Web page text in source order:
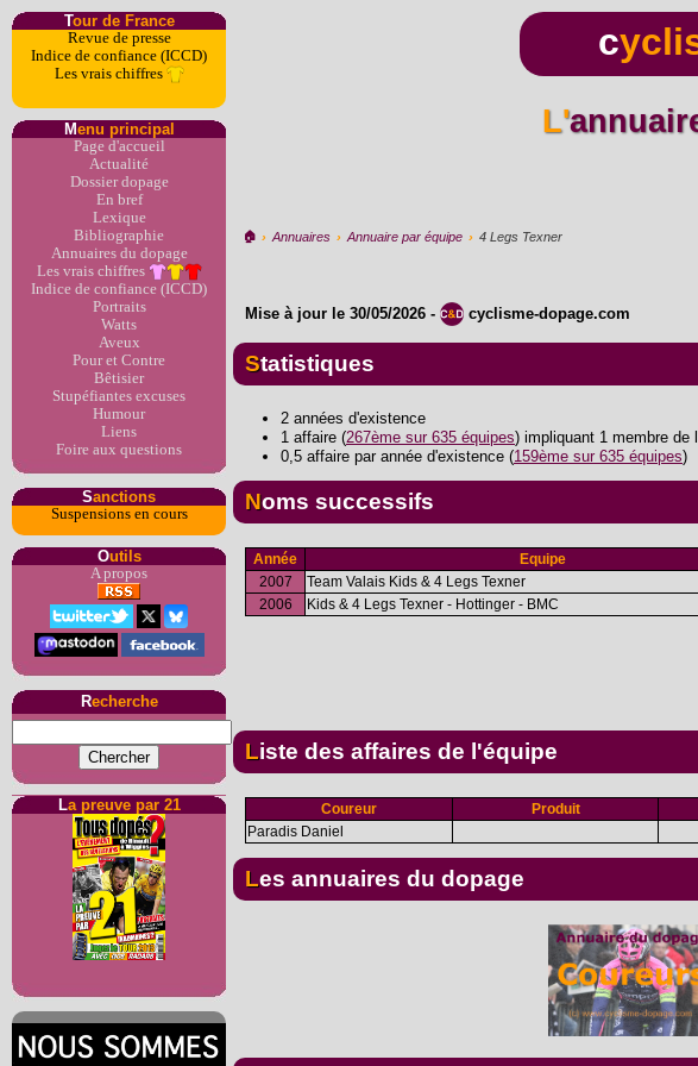
Tour de France
Revue de presse
Indice de confiance (ICCD)
Les vrais chiffres
Menu principal
Page d'accueil
Actualité
Dossier dopage
En bref
Lexique
Bibliographie
Annuaires du dopage
Les vrais chiffres
Indice de confiance (ICCD)
Portraits
Watts
Aveux
Pour et Contre
Bêtisier
Stupéfiantes excuses
Humour
Liens
Foire aux questions
Sanctions
Suspensions en cours
Outils
A propos
Recherche
La preuve par 21
c
🏠︎ › Annuaires › Annuaire par équipe › 4 Legs Texner
Mise à jour le 30/05/2026 - cyclisme-dopage.com
Statistiques
2 années d'existence
1 affaire (267ème sur 635 équipes) impliquant 1 membre de
0,5 affaire par année d'existence (159ème sur 635 équipes)
Noms successifs
Année Equipe
2007
Team Valais Kids & 4 Legs Texner
2006
Kids & 4 Legs Texner - Hottinger - BMC
Liste des affaires de l'équipe
Coureur Produit
Paradis Daniel
Les annuaires du dopage